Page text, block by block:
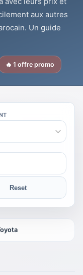
aux autres
Un guide
🔥 1 offre promo
Reset